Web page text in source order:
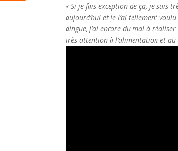
«Si je fais exception de ça, je suis
aujourd’hui et je l’ai tellement
dingue, j’ai encore du mal à
très attention à l’alimentation et au